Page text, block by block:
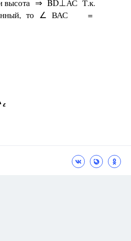
и высота ⇒ BD⊥АС Т.к.
то ∠ ВАС =